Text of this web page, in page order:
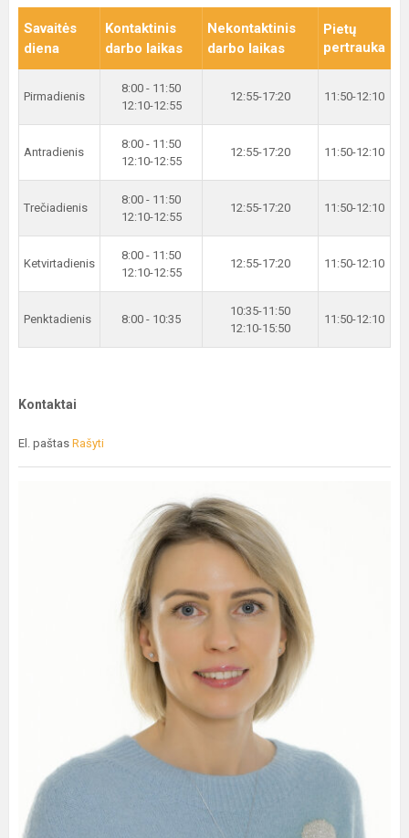
Savaitės
diena
Kontaktinis
darbo laikas
Nekontaktinis
darbo laikas
Pietų
pertrauka
Pirmadienis
8:00 - 11:50
12:10-12:55
12:55-17:20 11:50-12:10
Antradienis
8:00 - 11:50
12:10-12:55
12:55-17:20 11:50-12:10
Trečiadienis
8:00 - 11:50
12:10-12:55
12:55-17:20 11:50-12:10
Ketvirtadienis
8:00 - 11:50
12:10-12:55
12:55-17:20 11:50-12:10
Penktadienis 8:00 - 10:35
10:35-11:50
12:10-15:50
11:50-12:10
Kontaktai
El. paštas Rašyti